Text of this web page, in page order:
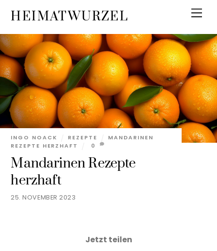
content
HEIMATWURZEL
25. NOVEMBER 2023
Mandarinen Rezepte
herzhaft
INGO NOACK REZEPTE
MANDARINEN
REZEPTE HERZHAFT
0